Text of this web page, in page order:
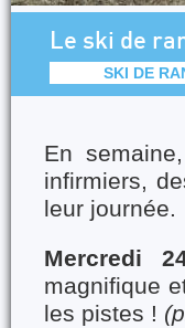
Le ski de
SKI DE
En
infirmiers,
leur journée.
Mercredi
magnifique
les pistes !